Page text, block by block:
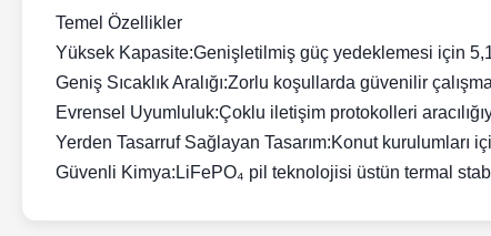
Temel Özellikler
Yüksek Kapasite:Genişletilmiş güç yedeklemesi için
Geniş Sıcaklık Aralığı:Zorlu koşullarda güvenilir
Evrensel Uyumluluk:Çoklu iletişim protokolleri
Yerden Tasarruf Sağlayan Tasarım:Konut kurulumları
Güvenli Kimya: LiFePO₄ pil teknolojisi üstün termal